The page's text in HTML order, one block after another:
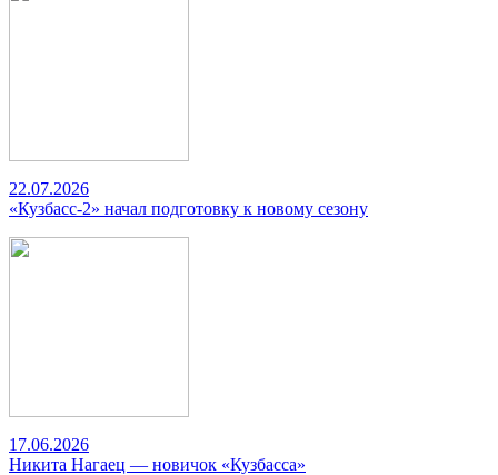
22.07.2026
«Кузбасс-2» начал подготовку к новому сезону
17.06.2026
Никита Нагаец — новичок «Кузбасса»